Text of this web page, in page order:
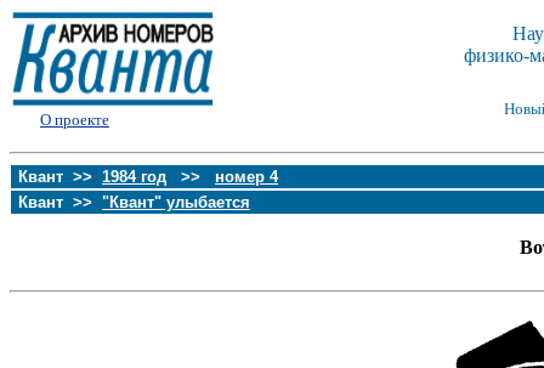
О проекте
физико-
Квант >> 1984 год >> номер 4
Квант >> "Квант" улыбается